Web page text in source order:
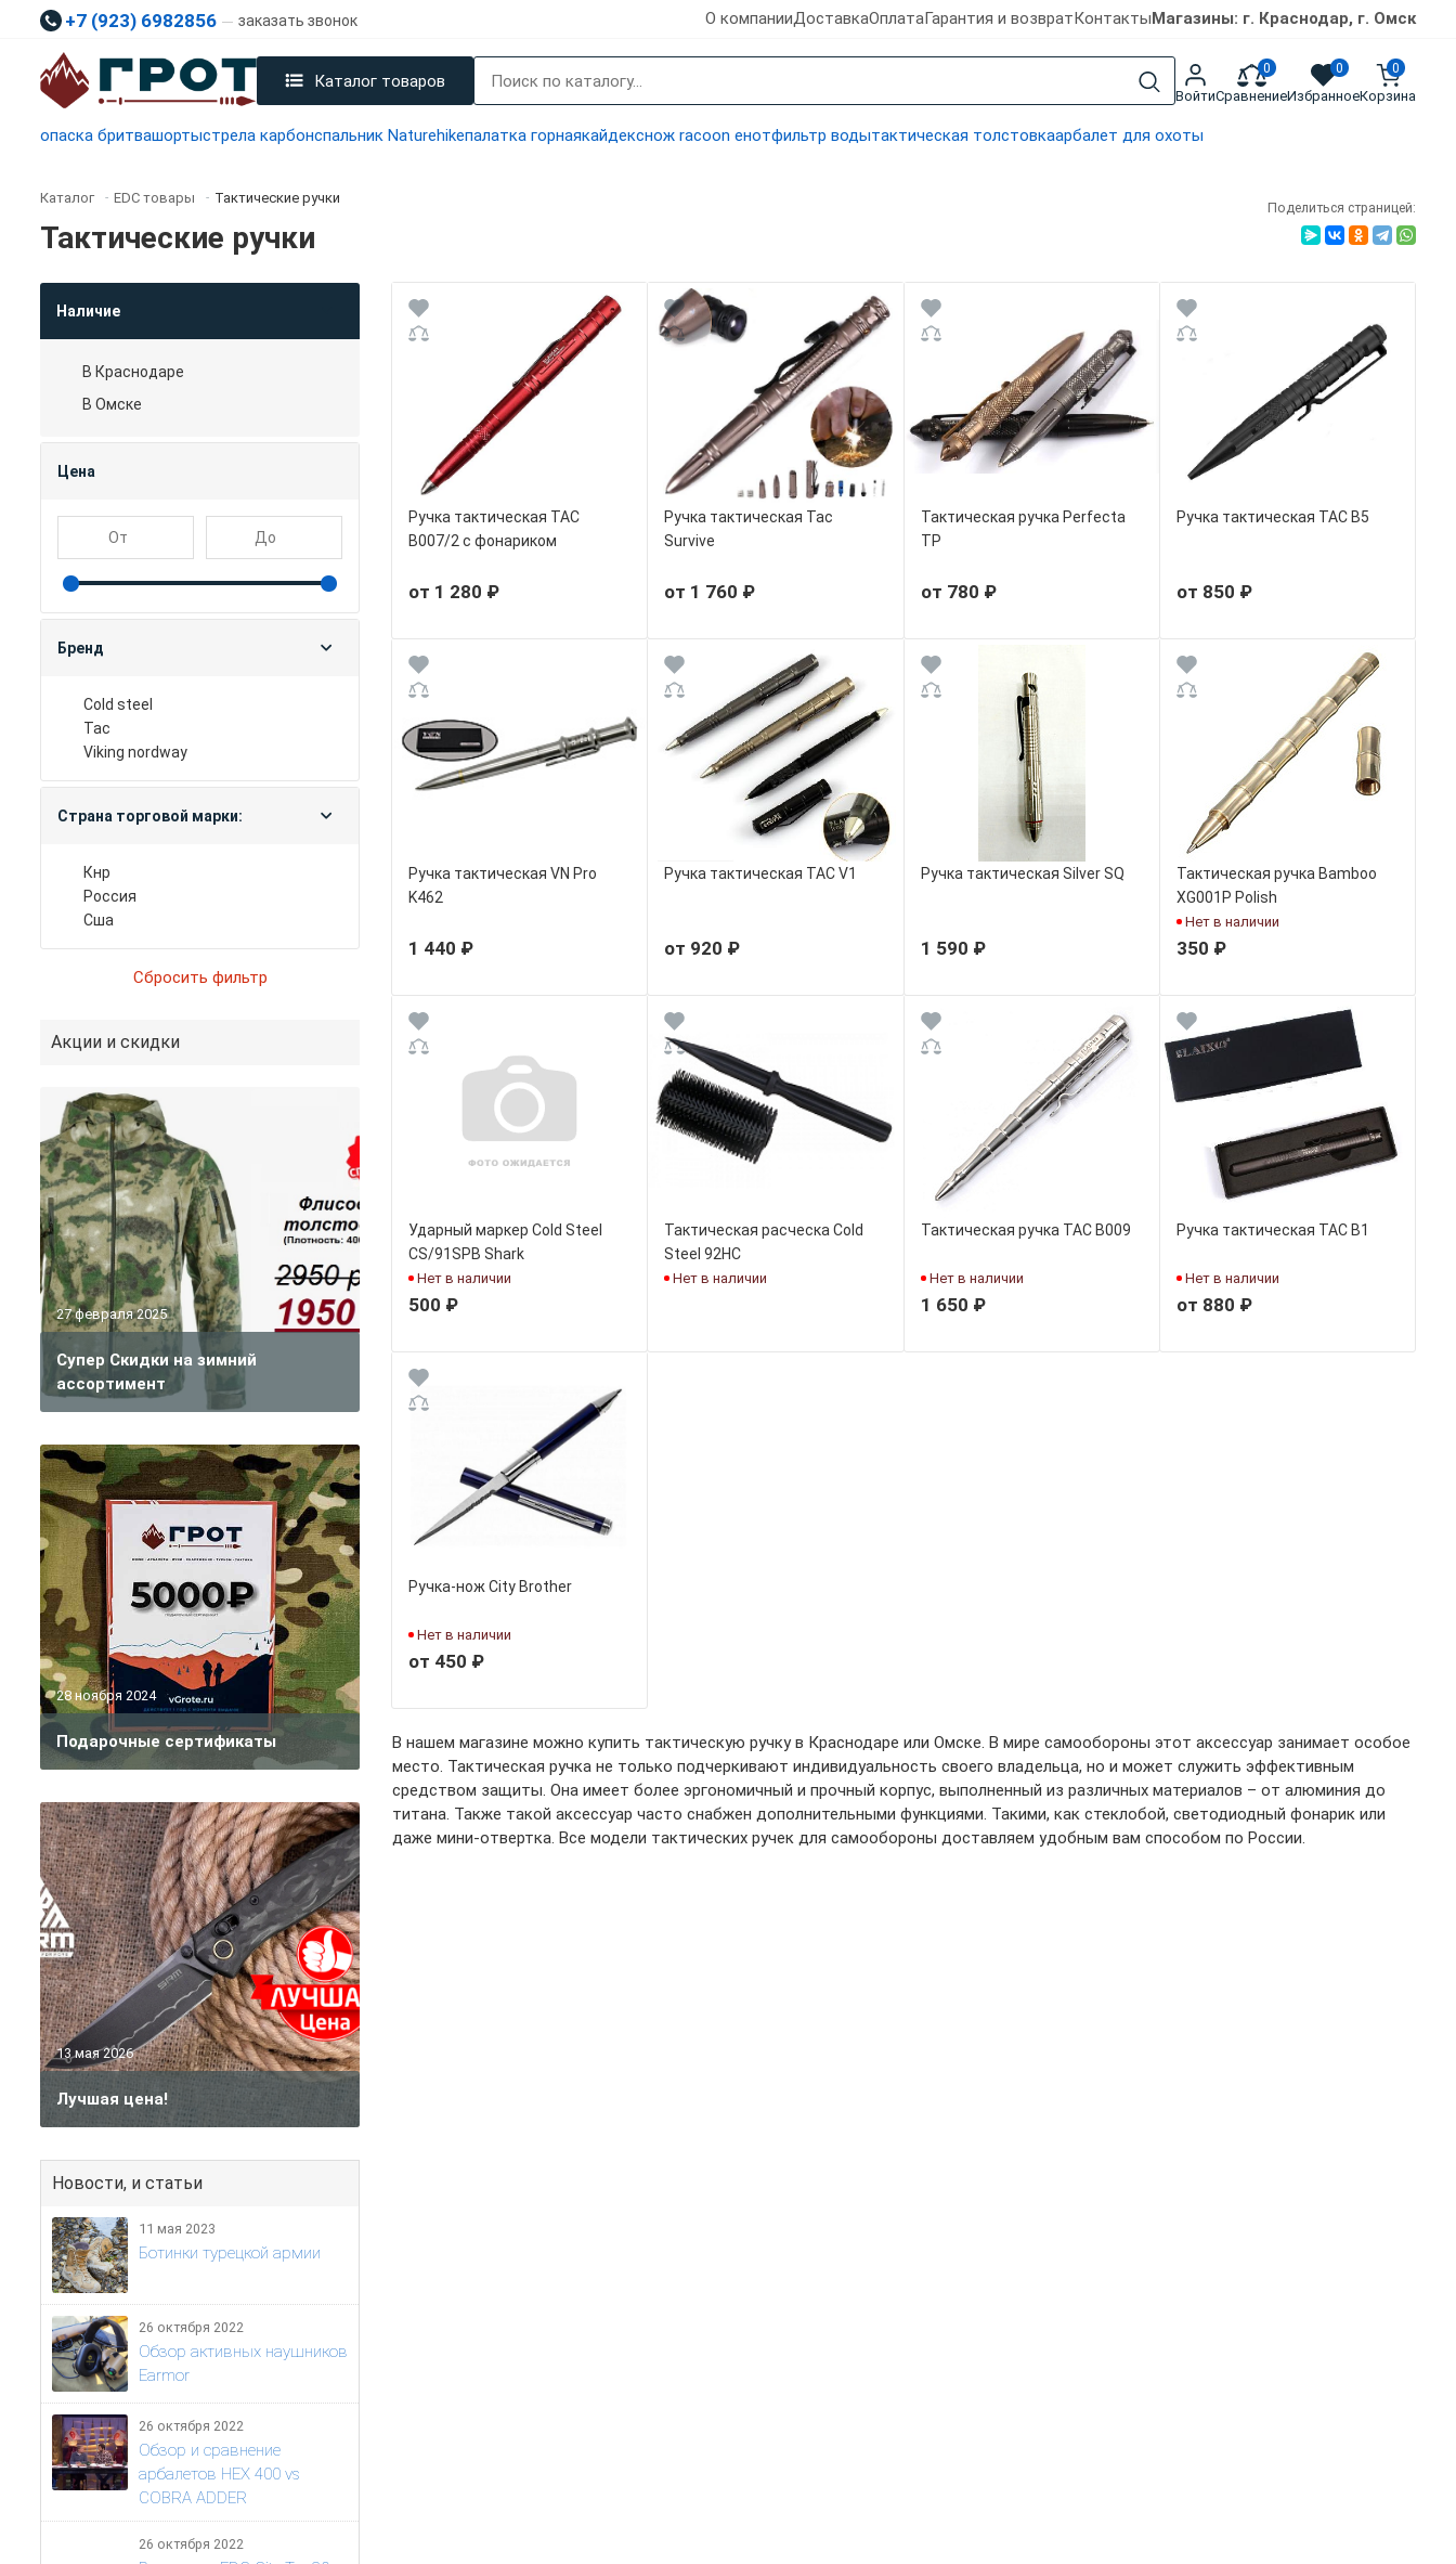
+7 (923) 6982856 заказать звонок О компанииДоставкаОплатаГарантия и возвратКонтактыМагазины: г. Краснодар, г. Омск
Каталог товаров
Войти
0
Сравнение
0
Избранное
0
Корзина
опаска бритвашортыстрела карбонспальник Naturehikeпалатка горнаякайдекснож racoon енотфильтр водытактическая толстовкаарбалет для охоты
Каталог - EDC товары - Тактические ручки
Тактические ручки
Поделиться страницей:
Цена
Наличие
В Краснодаре
В Омске
Бренд
cold steel
tac
viking nordway
Страна торговой марки:
кнр
россия
сша
Акции и скидки
27 февраля 2025
Супер Скидки на зимний
ассортимент
28 ноября 2024
Подарочные сертификаты
13 мая 2026
Лучшая цена!
Новости, и статьи
11 мая 2023
Ботинки турецкой армии
26 октября 2022
Обзор активных наушников
Earmor
26 октября 2022
Обзор и сравнение
арбалетов HEX 400 vs
COBRA ADDER
26 октября 2022
Ручка тактическая TAC
B007/2 c фонариком
от 1 280 ₽
Ручка тактическая Tac
Survive
от 1 760 ₽
Тактическая ручка Perfecta
TP
от 780 ₽
Ручка тактическая TAC B5
от 850 ₽
Ручка тактическая VN Pro
K462
1 440 ₽
Ручка тактическая TAC V1
от 920 ₽
Ручка тактическая Silver SQ
1 590 ₽
Тактическая ручка Bamboo
XG001P Polish
Нет в наличии
350 ₽
Ударный маркер Cold Steel
CS/91SPB Shark
Нет в наличии
500 ₽
Тактическая расческа Cold
Steel 92HC
Нет в наличии
Тактическая ручка TAC B009
Нет в наличии
1 650 ₽
Ручка тактическая TAC B1
Нет в наличии
от 880 ₽
Ручка-нож City Brother
Нет в наличии
от 450 ₽
В нашем магазине можно купить тактическую ручку в Краснодаре или Омске. В мире самообороны этот аксессуар занимает особое
место. Тактическая ручка не только подчеркивают индивидуальность своего владельца, но и может служить эффективным
средством защиты. Она имеет более эргономичный и прочный корпус, выполненный из различных материалов – от алюминия до
титана. Также такой аксессуар часто снабжен дополнительными функциями. Такими, как стеклобой, светодиодный фонарик или
даже мини-отвертка. Все модели тактических ручек для самообороны доставляем удобным вам способом по России.